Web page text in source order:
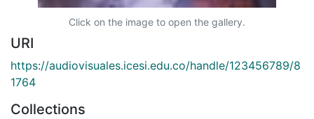
Click on the image to open the gallery.
URI
https://audiovisuales.icesi.edu.co/handle/123456789/8
1764
Collections